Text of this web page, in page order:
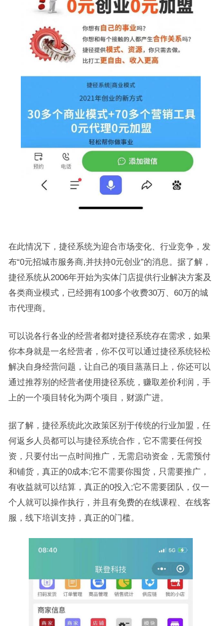
在此情况下，捷径系统为迎合市场变化、行业竞争，发
布“0元招城市服务商,并扶持0元创业”的消息。据了解，
捷径系统从2006年开始为实体门店提供行业解决方案及
各类商业模式，已经拥有100多个收费30万、60万的城
市代理商。
可以说各行各业的经营者都对捷径系统存在需求，如果
你本身就是一名经营者，你不仅可以通过捷径系统轻松
解决自身经营问题，让自己的项目蒸蒸日上，你还可以
通过推荐别的经营者使用捷径系统，赚取差价利润，手
上的一个项目转化为两个项目，财源广进。
据了解，捷径系统此次政策区别于传统的行业加盟，任
何返乡人员都可以与捷径系统合作，它不需要任何投
资，只要付出一点时间推广，无需启动资金，无需预付
和铺货，真正的0成本;它不需要你囤货，只需要推广，
有收益就可以结算，真正的0投入;它不需要团队，仅一
个人就可以操作执行，并且有免费的在线课程、在线客
服，线下培训支持，真正的0门槛。